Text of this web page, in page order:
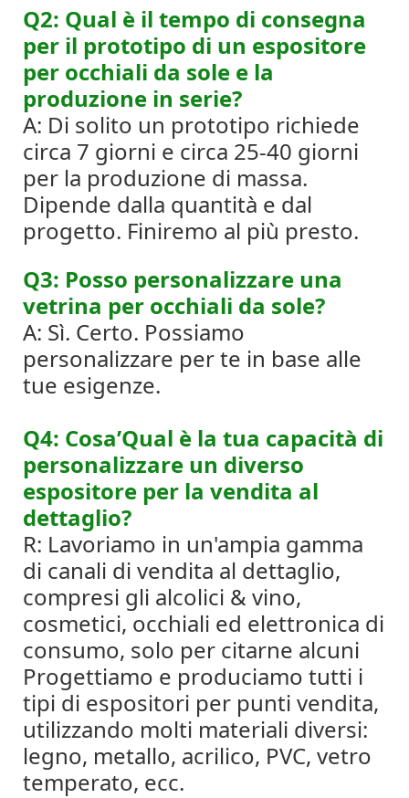
Q2: Qual è il tempo di consegna
per il prototipo di un espositore
per occhiali da sole e la
produzione in serie?
A: Di solito un prototipo richiede
circa 7 giorni e circa 25-40 giorni
per la produzione di massa.
Dipende dalla quantità e dal
progetto. Finiremo al più presto.
Q3: Posso personalizzare una
vetrina per occhiali da sole?
A: Sì. Certo. Possiamo
personalizzare per te in base alle
tue esigenze.
Q4: Cosa’Qual è la tua capacità di
personalizzare un diverso
espositore per la vendita al
dettaglio?
R: Lavoriamo in un'ampia gamma
di canali di vendita al dettaglio,
compresi gli alcolici & vino,
cosmetici, occhiali ed elettronica di
consumo, solo per citarne alcuni
Progettiamo e produciamo tutti i
tipi di espositori per punti vendita,
utilizzando molti materiali diversi:
legno, metallo, acrilico, PVC, vetro
temperato, ecc.